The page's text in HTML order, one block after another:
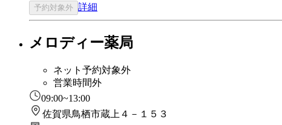
予約対象外 詳細
メロディー薬局
ネット予約対象外
営業時間外
09:00~13:00
佐賀県鳥栖市蔵上４－１５３